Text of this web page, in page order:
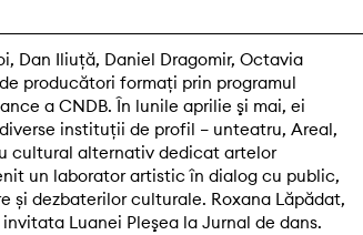
Dan Iliuță, Daniel Dragomir, Octavia
producători formaţi prin programul
a CNDB. În lunile aprilie şi mai, ei
instituții de profil – unteatru, Areal,
cultural alternativ dedicat artelor
un laborator artistic în dialog cu public,
și dezbaterilor culturale. Roxana Lăpădat,
Luanei Pleşea la Jurnal de dans.